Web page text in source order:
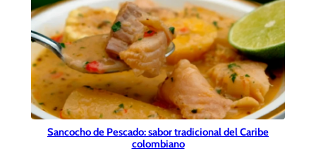
Sancocho de Pescado: sabor tradicional del Caribe
colombiano